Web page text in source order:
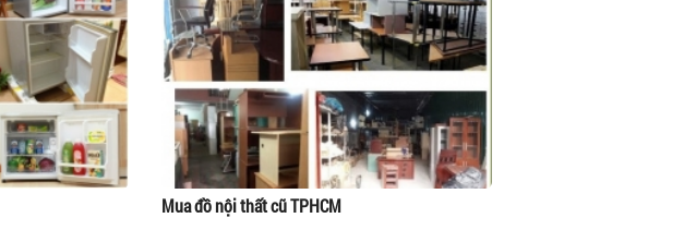
Mua đồ nội thất cũ TPHCM